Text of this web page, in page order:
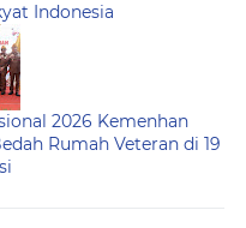
Indonesia
2026 Kemenhan
Rumah Veteran di 19